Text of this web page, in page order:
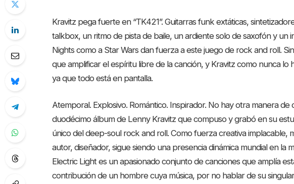
Kravitz pega fuerte en “TK421”. Guitarras funk extáticas,
talkbox, un ritmo de pista de baile, un ardiente solo de saxofón y un
Nights como a Star Wars dan fuerza a este juego de rock and roll.
que amplificar el espíritu libre de la canción, y Kravitz como nunca lo
ya que todo está en pantalla.
Atemporal. Explosivo. Romántico. Inspirador. No hay otra manera de
duodécimo álbum de Lenny Kravitz que compuso y grabó en su
único del deep-soul rock and roll. Como fuerza creativa implacable,
autor, diseñador, sigue siendo una presencia dinámica mundial en la
Electric Light es un apasionado conjunto de canciones que amplía
contribución de un hombre cuya música, por no hablar de su